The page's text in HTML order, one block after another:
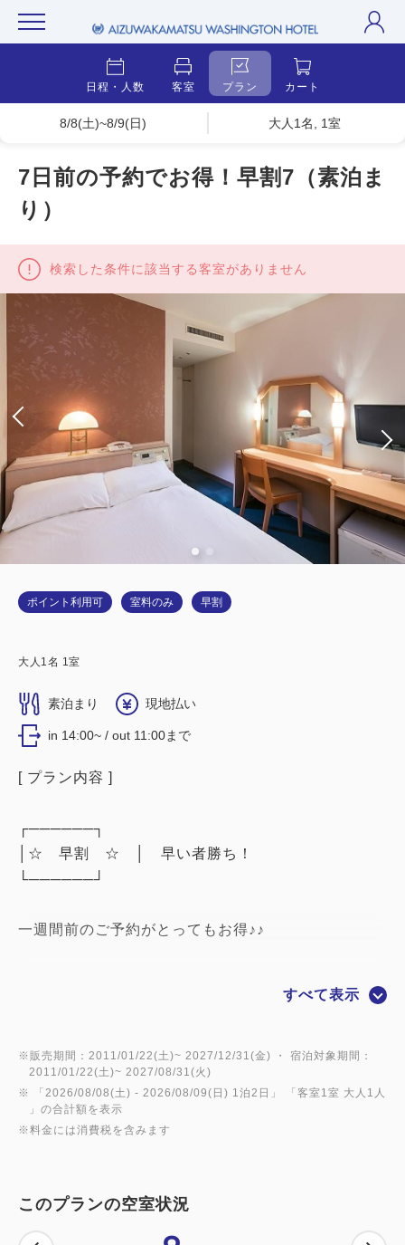
日程・人数 客室 プラン カート
8/8(土)~8/9(日) 大人1名, 1室
7日前の予約でお得！早割7（素泊ま
り）
検索した条件に該当する客室がありません
ポイント利用可 室料のみ 早割
大人 1 名 1 室
素泊まり 現地払い
in 14:00~ / out 11:00まで
[ プラン内容 ]
┌──────┐
│☆ 早割 ☆ │ 早い者勝ち！
└──────┘
一週間前のご予約がとってもお得♪♪
そんな方々にぴったりな早割プラン★
まず！！！
予定が決定したら会津若松ワシントンホテルにご予約
何ごとも早め早めに計画して、お得に宿泊しちゃいま
しょう♪♪
すべて表示
※販売期間：2011/01/22(土)~ 2027/12/31(金) ・ 宿泊対象期間：
2011/01/22(土)~ 2027/08/31(火)
※ 「 2026/08/08(土) - 2026/08/09(日) 1泊2日 」 「客室1室 大人1人
」の合計額を表示
※料金には消費税を含みます
このプランの空室状況